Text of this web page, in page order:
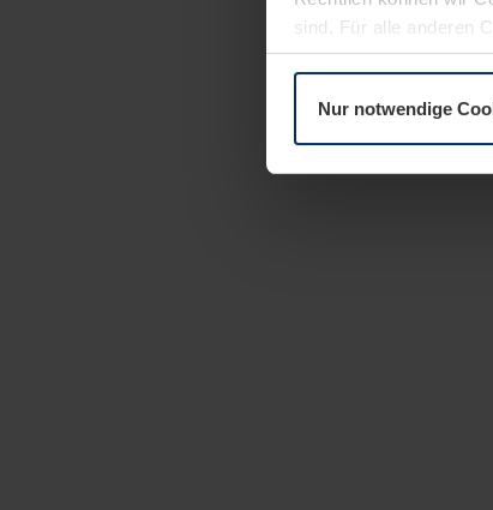
sind. Für alle anderen
Erläuterung auf der
Nur notwendige